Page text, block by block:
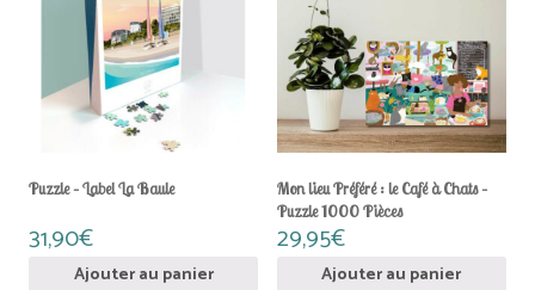
Puzzle – Label La Baule
31,90€
Ajouter au panier
Mon lieu Préféré : le Café à Chats –
Puzzle 1000 Pièces
29,95€
Ajouter au panier